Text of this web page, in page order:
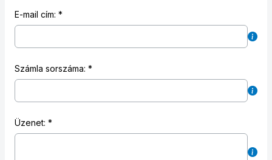
E-mail cím:
Számla sorszáma:
Üzenet: